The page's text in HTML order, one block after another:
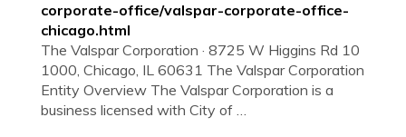
corporate-office/valspar-corporate-office-
chicago.html
The Valspar Corporation · 8725 W Higgins Rd 10
1000, Chicago, IL 60631 The Valspar Corporation
Entity Overview The Valspar Corporation is a
business licensed with City of …